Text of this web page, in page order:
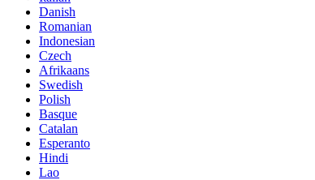
Danish
Romanian
Indonesian
Czech
Afrikaans
Swedish
Polish
Basque
Catalan
Esperanto
Hindi
Lao